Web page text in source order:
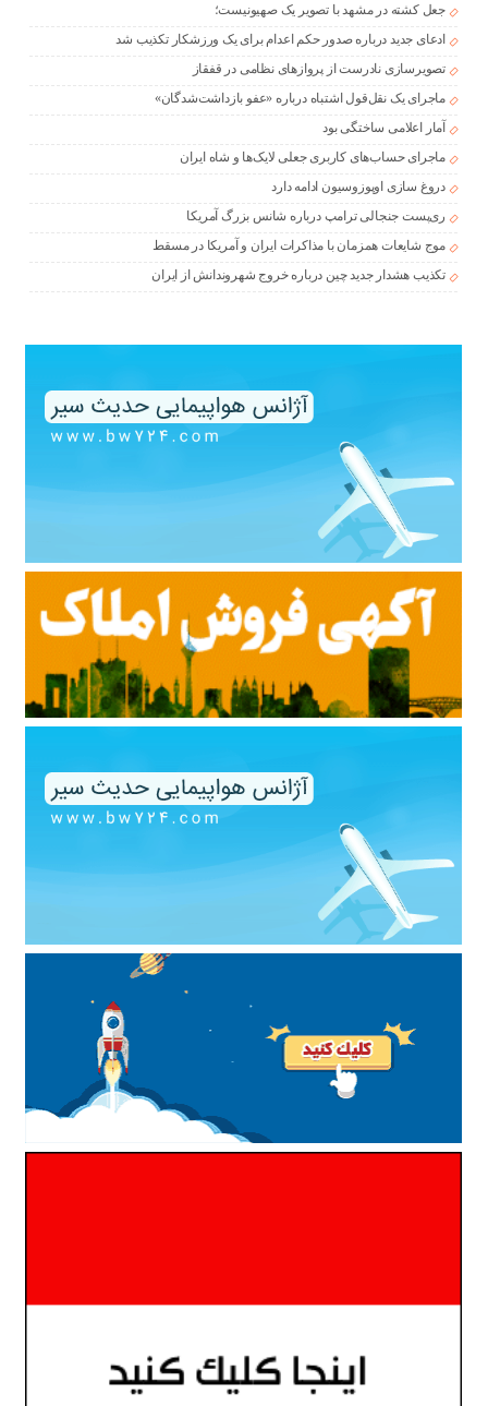
جعل کشته در مشهد با تصویر یک صهیونیست؛
ادعای جدید درباره صدور حکم اعدام برای یک ورزشکار تکذیب شد
تصویرسازی نادرست از پروازهای نظامی در قفقاز
ماجرای یک نقل‌قول اشتباه درباره «عفو بازداشت‌شدگان»
آمار اعلامی ساختگی بود
ماجرای حساب‌های کاربری جعلی لایک‌ها و شاه ایران
دروغ سازی اوپوزوسیون ادامه دارد
ری‌پست جنجالی ترامپ درباره شانس بزرگ آمریکا
موج شایعات همزمان با مذاکرات ایران و آمریکا در مسقط
تکذیب هشدار جدید چین درباره خروج شهروندانش از ایران